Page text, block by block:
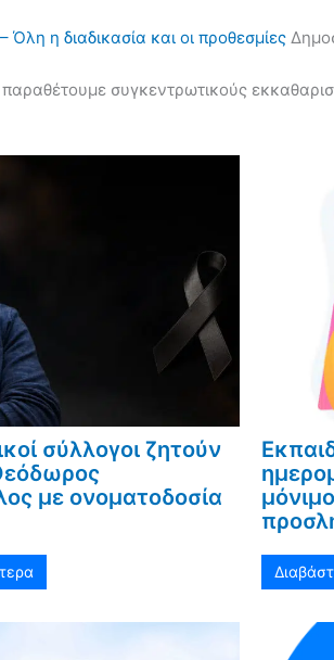
Όλη η διαδικασία και οι προθεσμίες
συγκεντρωτικούς
σύλλογοι ζητούν
με ονοματοδοσία